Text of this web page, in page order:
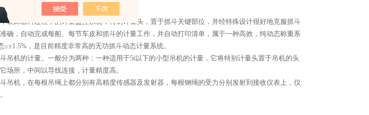
装卸散料过程中的计量监控系统，特制计量头，置于抓斗关键部位，并经特殊设计很好地克服抓斗
确，自动完成每船、每节车皮和抓斗的计量工作，并自动打印清单，属于一种高效，纯动态称重系
，是目前精度非常高的无功抓斗动态计量系统。
吊机的计量。一般分为两种：一种适用于5t以下的小型吊机的计量，它将特别计量头置于吊机的头
场所，中间以导线连接，计量精度高。
吊机，在每根吊绳上都分别有高精度传感器及发射器，每根钢绳的受力分别发射到接收仪表上，仪